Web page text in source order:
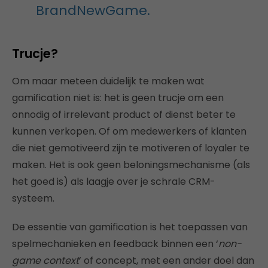
BrandNewGame.
Trucje?
Om maar meteen duidelijk te maken wat
gamification niet is: het is geen trucje om een
onnodig of irrelevant product of dienst beter te
kunnen verkopen. Of om medewerkers of klanten
die niet gemotiveerd zijn te motiveren of loyaler te
maken. Het is ook geen beloningsmechanisme (als
het goed is) als laagje over je schrale CRM-
systeem.
De essentie van gamification is het toepassen van
spelmechanieken en feedback binnen een ‘non-
game context’ of concept, met een ander doel dan